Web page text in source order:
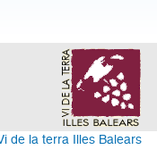
de la terra Illes Balears